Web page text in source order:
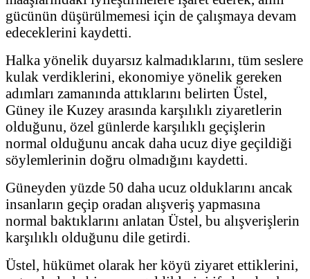
gücünün düşürülmemesi için de çalışmaya devam
edeceklerini kaydetti.
Halka yönelik duyarsız kalmadıklarını, tüm seslere
kulak verdiklerini, ekonomiye yönelik gereken
adımları zamanında attıklarını belirten Üstel,
Güney ile Kuzey arasında karşılıklı ziyaretlerin
olduğunu, özel günlerde karşılıklı geçişlerin
normal olduğunu ancak daha ucuz diye geçildiği
söylemlerinin doğru olmadığını kaydetti.
Güneyden yüzde 50 daha ucuz olduklarını ancak
insanların geçip oradan alışveriş yapmasına
normal baktıklarını anlatan Üstel, bu alışverişlerin
karşılıklı olduğunu dile getirdi.
Üstel, hükümet olarak her köyü ziyaret ettiklerini,